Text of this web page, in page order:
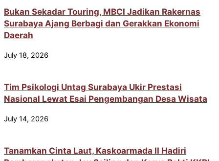
Bukan Sekadar Touring, MBCI Jadikan Rakernas
Surabaya Ajang Berbagi dan Gerakkan Ekonomi
Daerah
July 18, 2026
Tim Psikologi Untag Surabaya Ukir Prestasi
Nasional Lewat Esai Pengembangan Desa Wisata
July 14, 2026
Tanamkan Cinta Laut, Kaskoarmada II Hadiri